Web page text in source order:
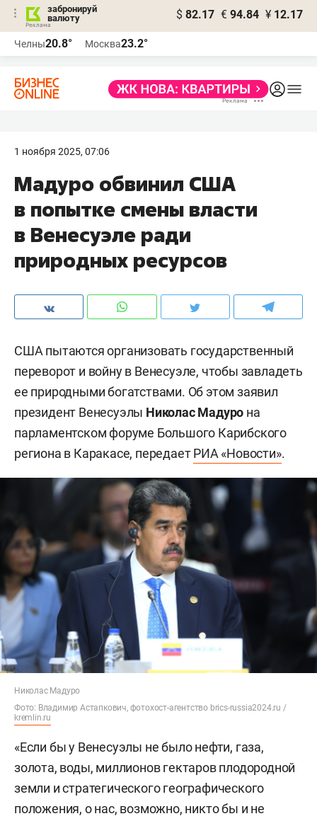
забронируй
валюту
$ 82.17 € 94.84 ¥ 12.17
Челны20.8° Москва23.2°
1 ноября 2025, 07:06
Мадуро обвинил США
в попытке смены власти
в Венесуэле ради
природных ресурсов
США пытаются организовать государственный
переворот и войну в Венесуэле, чтобы завладеть
ее природными богатствами. Об этом заявил
президент Венесуэлы Николас Мадуро на
парламентском форуме Большого Карибского
региона в Каракасе, передаетРИА «Новости».
Николас Мадуро
Фото: Владимир Астапкович, фотохост-агентство brics-russia2024.ru /
kremlin.ru
«Если бы у Венесуэлы не было нефти, газа,
золота, воды, миллионов гектаров плодородной
земли и стратегического географического
положения, о нас, возможно, никто бы и не